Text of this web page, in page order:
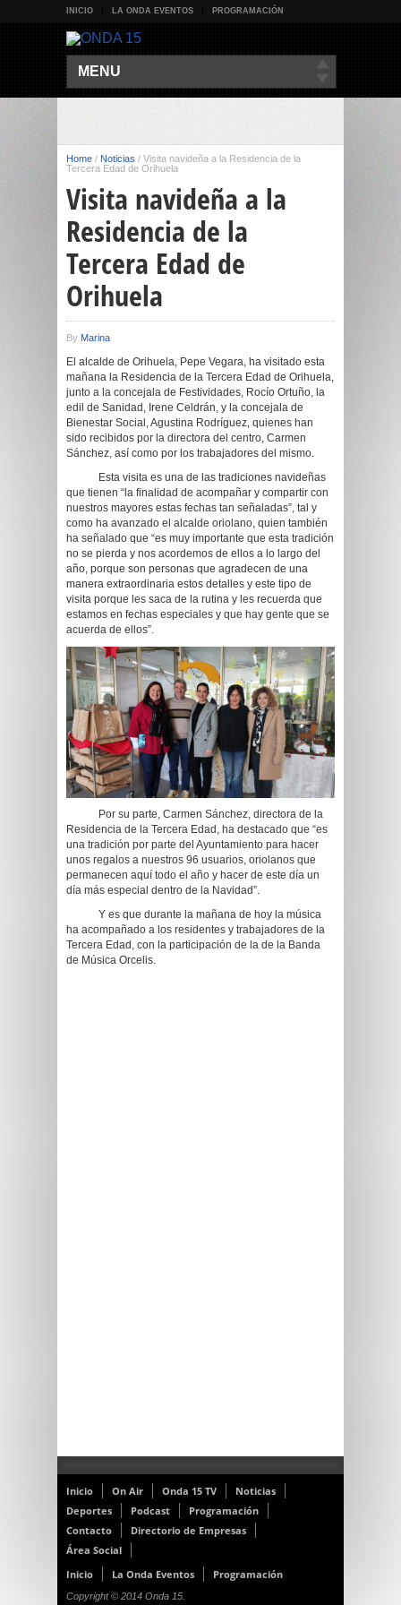
INICIO LA ONDA EVENTOS PROGRAMACIÓN
MENU
Home / Noticias / Visita navideña a la Residencia de la
Tercera Edad de Orihuela
Visita navideña a la
Residencia de la
Tercera Edad de
Orihuela
By Marina
El alcalde de Orihuela, Pepe Vegara, ha visitado esta
mañana la Residencia de la Tercera Edad de Orihuela,
junto a la concejala de Festividades, Rocío Ortuño, la
edil de Sanidad, Irene Celdrán, y la concejala de
Bienestar Social, Agustina Rodríguez, quienes han
sido recibidos por la directora del centro, Carmen
Sánchez, así como por los trabajadores del mismo.
Esta visita es una de las tradiciones navideñas
que tienen “la finalidad de acompañar y compartir con
nuestros mayores estas fechas tan señaladas”, tal y
como ha avanzado el alcalde oriolano, quien también
ha señalado que “es muy importante que esta tradición
no se pierda y nos acordemos de ellos a lo largo del
año, porque son personas que agradecen de una
manera extraordinaria estos detalles y este tipo de
visita porque les saca de la rutina y les recuerda que
estamos en fechas especiales y que hay gente que se
acuerda de ellos”.
Por su parte, Carmen Sánchez, directora de la
Residencia de la Tercera Edad, ha destacado que “es
una tradición por parte del Ayuntamiento para hacer
unos regalos a nuestros 96 usuarios, oriolanos que
permanecen aquí todo el año y hacer de este día un
día más especial dentro de la Navidad”.
Y es que durante la mañana de hoy la música
ha acompañado a los residentes y trabajadores de la
Tercera Edad, con la participación de la de la Banda
de Música Orcelis.
Inicio On Air Onda 15 TV
Noticias
Deportes
Podcast
Programación
Contacto
Directorio de Empresas
Área Social
Inicio
La Onda Eventos Programación
Copyright © 2014 Onda 15.